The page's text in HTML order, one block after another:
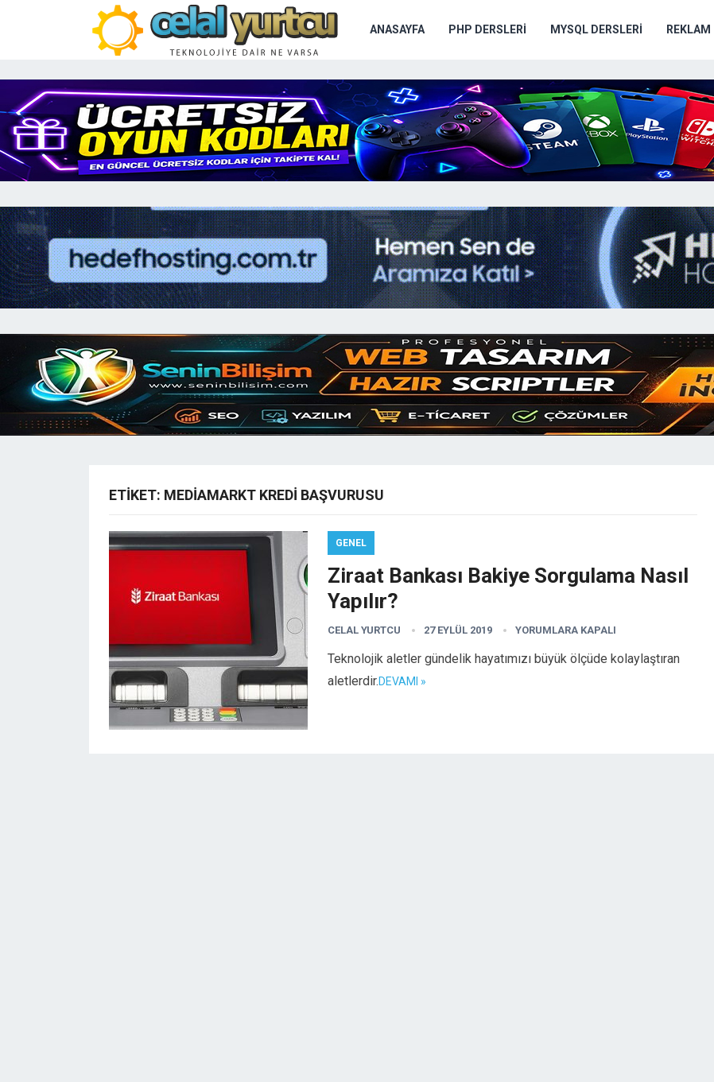
ANASAYFA PHP DERSLERI MYSQL DERSLERI REKLAM
ETIKET: MEDIAMARKT KREDI BAŞVURUSU
GENEL
Ziraat Bankası Bakiye Sorgulama Nasıl
Yapılır?
CELAL YURTCU 27 EYLÜL 2019 YORUMLARA KAPALI
Teknolojik aletler gündelik hayatımızı büyük ölçüde kolaylaştıran
aletlerdir.DEVAMI »